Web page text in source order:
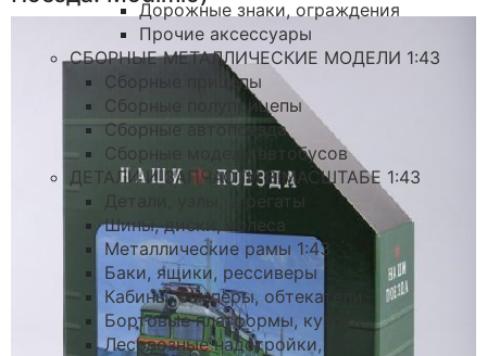
Дорожные знаки, ограждения
Прочие аксессуары
СБОРНЫЕ МЕТАЛЛИЧЕСКИЕ МОДЕЛИ 1:43
Сборные прицепы
Сборные полуприцепы
Сборные автопоезда
Сборные модели автобусов
ДЕТАЛИ И ЗАПЧАСТИ В МАСШТАБЕ 1:43
Детали, узлы, агрегаты
Шины, диски, колеса
Металлические рамы 1:43
Баки, ящики, рессиверы
Кабины, бамперы, обтекатели
Бортовые платформы, кузова
Лесовозные надстройки, КМУ